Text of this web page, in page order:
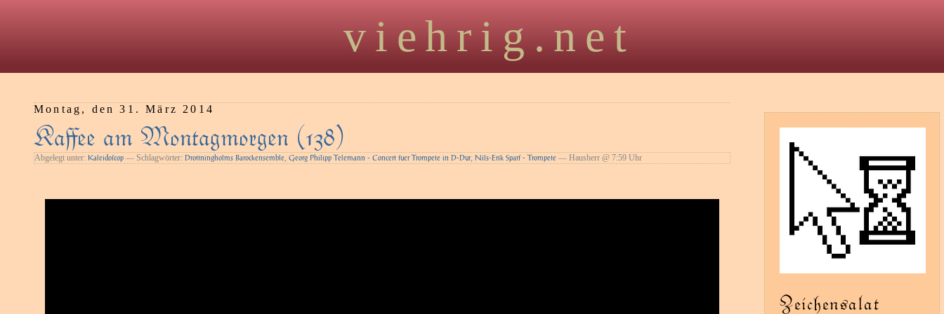
viehrig.net
Montag, den 31. März 2014
Kaﬀee am Montagmorgen (138)
Abgelegt unter: Kaleidoſcop — Schlagwörter: Drottningholms Barockensemble, Georg Philipp Telemann - Concert fuer Trompete in D-Dur, Nils-Erik Sparf - Trompete — Hausherr @ 7:59 Uhr
Zeichensalat